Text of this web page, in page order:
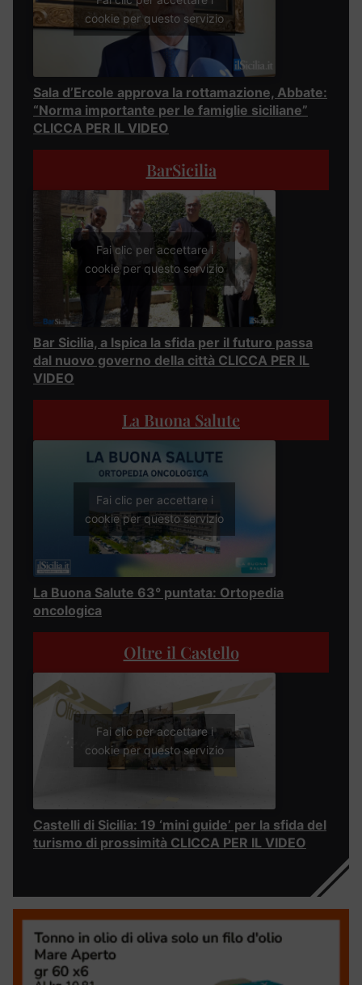
cookie per questo servizio
Sala d’Ercole approva la rottamazione, Abbate:
“Norma importante per le famiglie siciliane”
CLICCA PER IL VIDEO
BarSicilia
Fai clic per accettare i
cookie per questo servizio
Bar Sicilia, a Ispica la sfida per il futuro passa
dal nuovo governo della città CLICCA PER IL
VIDEO
La Buona Salute
Fai clic per accettare i
cookie per questo servizio
La Buona Salute 63° puntata: Ortopedia
oncologica
Oltre il Castello
Fai clic per accettare i
cookie per questo servizio
Castelli di Sicilia: 19 ‘mini guide’ per la sfida del
turismo di prossimità CLICCA PER IL VIDEO